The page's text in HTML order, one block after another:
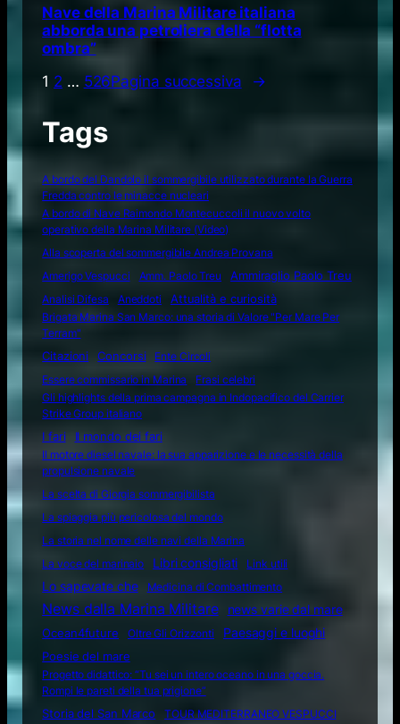
Nave della Marina Militare italiana
abborda una petroliera della “flotta
ombra”
1 2 … 526Pagina successiva →
Tags
A bordo del Dandolo il sommergibile utilizzato durante la Guerra
Fredda contro le minacce nucleari
A bordo di Nave Raimondo Montecuccoli il nuovo volto
operativo della Marina Militare (Video)
Alla scoperta del sommergibile Andrea Provana
Amerigo Vespucci
Amm. Paolo Treu
Ammiraglio Paolo Treu
Analisi Difesa
Aneddoti Attualità e curiosità
Brigata Marina San Marco: una storia di Valore "Per Mare Per
Terram"
Citazioni
Concorsi
Ente Circoli
Essere commissario in Marina
Frasi celebri
Gli highlights della prima campagna in Indopacifico del Carrier
Strike Group italiano
I fari
Il mondo dei fari
Il motore diesel navale: la sua apparizione e le necessità della
propulsione navale
La scelta di Giorgia sommergibilista
La spiaggia più pericolosa del mondo
La storia nel nome delle navi della Marina
La voce del marinaio
Libri consigliati Link utili
Lo sapevate che Medicina di Combattimento
News dalla Marina Militare
news varie dal mare
Ocean4future
Oltre Gli Orizzonti
Paesaggi e luoghi
Poesie del mare
Progetto didattico: “Tu sei un intero oceano in una goccia.
Rompi le pareti della tua prigione”
Storia del San Marco
TOUR MEDITERRANEO VESPUCCI